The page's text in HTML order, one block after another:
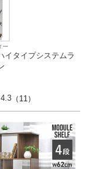
ー
イタイプシステムラ
4.3 （11）